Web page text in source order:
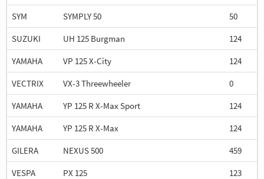
SYM
SYMPLY 50
50
SUZUKI
UH 125 Burgman
124
YAMAHA
VP 125 X-City
124
VECTRIX
VX-3 Threewheeler
0
YAMAHA
YP 125 R X-Max Sport
124
YAMAHA
YP 125 R X-Max
124
GILERA
NEXUS 500
459
VESPA
PX 125
123